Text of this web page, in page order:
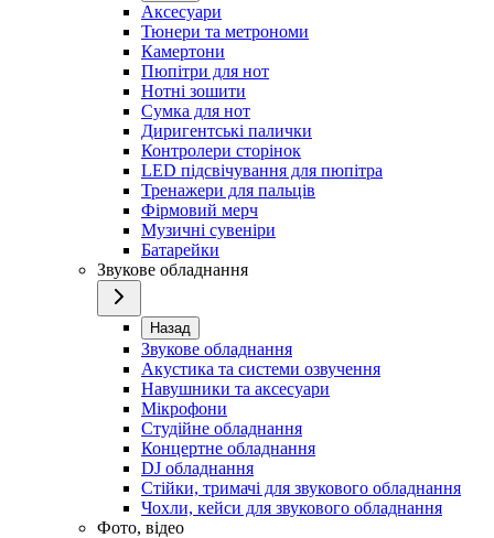
Аксесуари
Тюнери та метрономи
Камертони
Пюпітри для нот
Нотні зошити
Сумка для нот
Диригентські палички
Контролери сторінок
LED підсвічування для пюпітра
Тренажери для пальців
Фірмовий мерч
Музичні сувеніри
Батарейки
Звукове обладнання
Назад
Звукове обладнання
Акустика та системи озвучення
Навушники та аксесуари
Мікрофони
Студійне обладнання
Концертне обладнання
DJ обладнання
Стійки, тримачі для звукового обладнання
Чохли, кейси для звукового обладнання
Фото, відео